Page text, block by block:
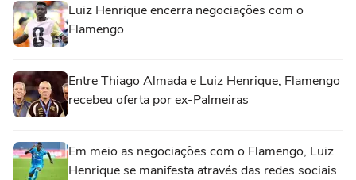
Luiz Henrique encerra negociações com o
Flamengo
Entre Thiago Almada e Luiz Henrique, Flamengo
recebeu oferta por ex-Palmeiras
Em meio as negociações com o Flamengo, Luiz
Henrique se manifesta através das redes sociais